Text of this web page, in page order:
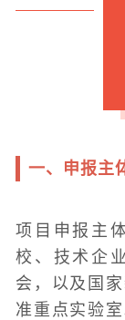
一、申报主
项目申报主
校、技术企
会，以及国
准重点实验